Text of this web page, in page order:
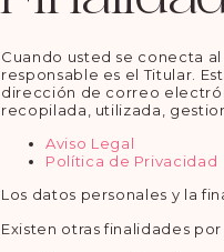
Cuando usted se conecta
responsable es el Titular.
dirección de correo
recopilada, utilizada,
Aviso Legal
Política de Privacidad
Los datos personales y la
Existen otras finalidades